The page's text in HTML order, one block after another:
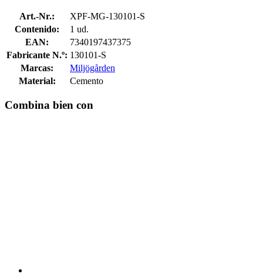
Art.-Nr.:
XPF-MG-130101-S
Contenido:
1 ud.
EAN:
7340197437375
Fabricante N.º: 130101-S
Marcas:
Miljögården
Material:
Cemento
Combina bien con